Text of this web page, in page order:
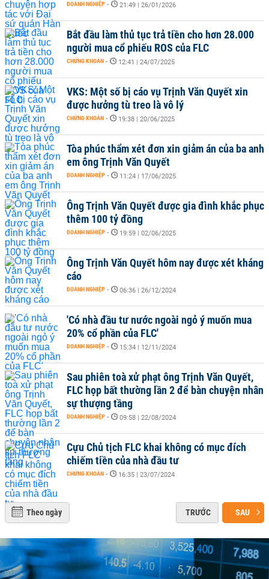
DOANH NGHIỆP - 21:49 | 26/01/2026
Bắt đầu làm thủ tục trả tiền cho hơn 28.000
người mua cổ phiếu ROS của FLC
CHỨNG KHOÁN - 12:41 | 24/07/2025
VKS: Một số bị cáo vụ Trịnh Văn Quyết xin
được hưởng tù treo là vô lý
CHỨNG KHOÁN - 19:38 | 20/06/2025
Tòa phúc thẩm xét đơn xin giảm án của ba anh
em ông Trịnh Văn Quyết
DOANH NGHIỆP - 11:24 | 17/06/2025
Ông Trịnh Văn Quyết được gia đình khắc phục
thêm 100 tỷ đồng
DOANH NGHIỆP - 19:59 | 02/06/2025
Ông Trịnh Văn Quyết hôm nay được xét kháng
cáo
DOANH NGHIỆP - 06:36 | 26/12/2024
'Có nhà đầu tư nước ngoài ngỏ ý muốn mua
20% cổ phần của FLC'
DOANH NGHIỆP - 15:34 | 12/11/2024
Sau phiên toà xử phạt ông Trịnh Văn Quyết,
FLC họp bất thường lần 2 để bàn chuyện nhân
sự thượng tầng
DOANH NGHIỆP - 09:58 | 22/08/2024
Cựu Chủ tịch FLC khai không có mục đích
chiếm tiền của nhà đầu tư
CHỨNG KHOÁN - 16:35 | 23/07/2024
Theo ngày TRƯỚC SAU